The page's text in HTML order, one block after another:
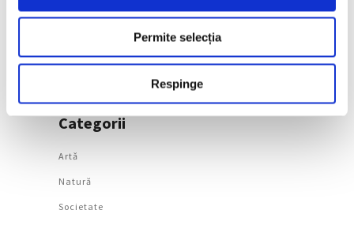
Permite selecția
Respinge
surorile Edma și Berthe
Morisot reapar public
după decenii
7 August 2026
Categorii
Artǎ
Natură
Societate